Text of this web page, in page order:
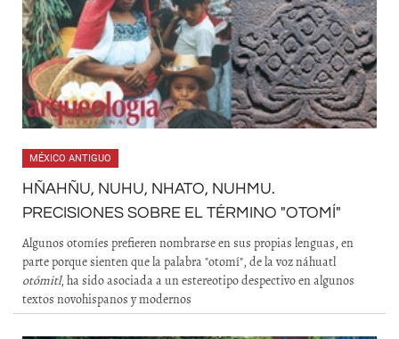
MÉXICO ANTIGUO
HÑAHÑU, NUHU, NHATO, NUHMU.
PRECISIONES SOBRE EL TÉRMINO "OTOMÍ"
Algunos otomíes prefieren nombrarse en sus propias lenguas, en
parte porque sienten que la palabra "otomí", de la voz náhuatl
otómitl, ha sido asociada a un estereotipo despectivo en algunos
textos novohispanos y modernos